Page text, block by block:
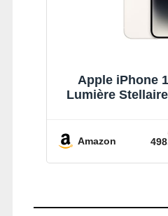
Apple iPhone
Lumière
Amazon